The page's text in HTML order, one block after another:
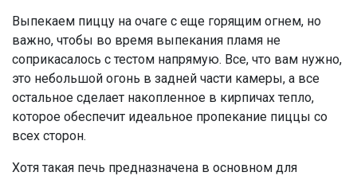
Выпекаем пиццу на очаге с еще горящим огнем, но
важно, чтобы во время выпекания пламя не
соприкасалось с тестом напрямую. Все, что вам нужно,
это небольшой огонь в задней части камеры, а все
остальное сделает накопленное в кирпичах тепло,
которое обеспечит идеальное пропекание пиццы со
всех сторон.
Хотя такая печь предназначена в основном для